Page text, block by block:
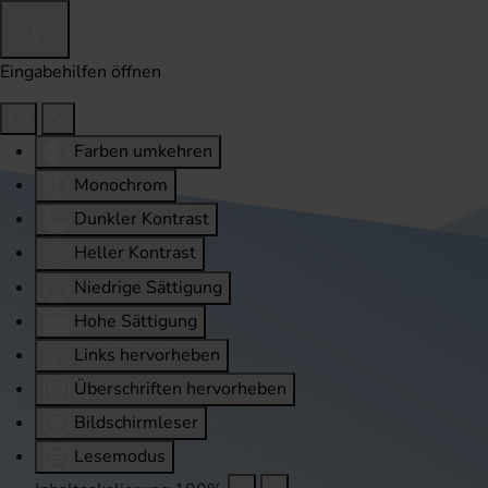
Eingabehilfen öffnen
Farben umkehren
Monochrom
Dunkler Kontrast
Heller Kontrast
Niedrige Sättigung
Hohe Sättigung
Links hervorheben
Überschriften hervorheben
Bildschirmleser
Lesemodus